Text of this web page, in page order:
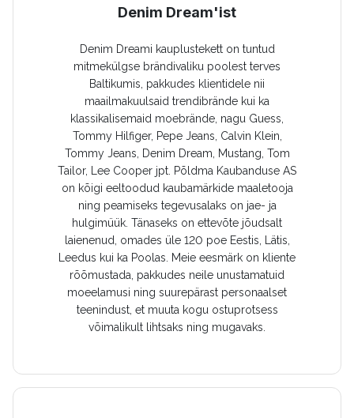
Denim Dream'ist
Denim Dreami kauplustekett on tuntud
mitmekülgse brändivaliku poolest terves
Baltikumis, pakkudes klientidele nii
maailmakuulsaid trendibrände kui ka
klassikalisemaid moebrände, nagu Guess,
Tommy Hilfiger, Pepe Jeans, Calvin Klein,
Tommy Jeans, Denim Dream, Mustang, Tom
Tailor, Lee Cooper jpt. Põldma Kaubanduse AS
on kõigi eeltoodud kaubamärkide maaletooja
ning peamiseks tegevusalaks on jae- ja
hulgimüük. Tänaseks on ettevõte jõudsalt
laienenud, omades üle 120 poe Eestis, Lätis,
Leedus kui ka Poolas. Meie eesmärk on kliente
rõõmustada, pakkudes neile unustamatuid
moeelamusi ning suurepärast personaalset
teenindust, et muuta kogu ostuprotsess
võimalikult lihtsaks ning mugavaks.